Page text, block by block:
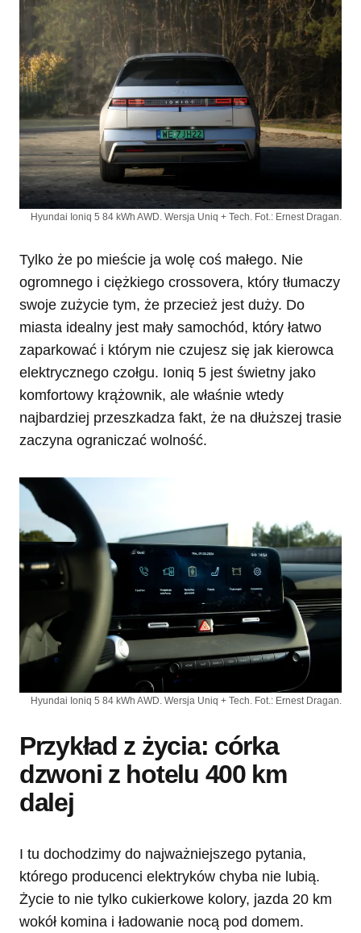
Hyundai Ioniq 5 84 kWh AWD. Wersja Uniq + Tech. Fot.: Ernest Dragan.
Tylko że po mieście ja wolę coś małego. Nie
ogromnego i ciężkiego crossovera, który tłumaczy
swoje zużycie tym, że przecież jest duży. Do
miasta idealny jest mały samochód, który łatwo
zaparkować i którym nie czujesz się jak kierowca
elektrycznego czołgu. Ioniq 5 jest świetny jako
komfortowy krążownik, ale właśnie wtedy
najbardziej przeszkadza fakt, że na dłuższej trasie
zaczyna ograniczać wolność.
Hyundai Ioniq 5 84 kWh AWD. Wersja Uniq + Tech. Fot.: Ernest Dragan.
Przykład z życia: córka
dzwoni z hotelu 400 km
dalej
I tu dochodzimy do najważniejszego pytania,
którego producenci elektryków chyba nie lubią.
Życie to nie tylko cukierkowe kolory, jazda 20 km
wokół komina i ładowanie nocą pod domem.